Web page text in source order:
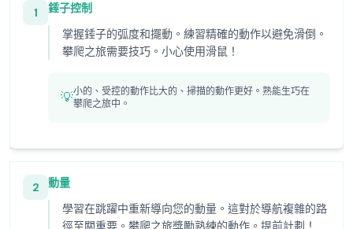
1
錘子控制
掌握錘子的弧度和擺動。練習精確的動作以避免滑倒。
攀爬之旅需要技巧。小心使用滑鼠！
💡小的、受控的動作比大的、掃描的動作更好。熟能生巧在
攀爬之旅中。
2
動量
學習在跳躍中重新導向您的動量。這對於導航複雜的路
徑至關重要。攀爬之旅獎勵熟練的動作。提前計劃！